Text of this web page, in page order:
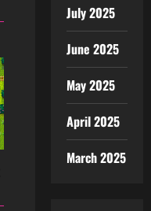
July 2025
June 2025
May 2025
April 2025
March 2025